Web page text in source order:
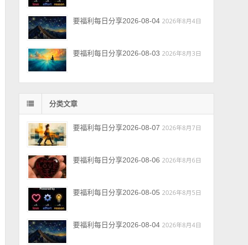
要福利每日分享2026-08-04 2026年8月4日
要福利每日分享2026-08-03 2026年8月3日
分类文章
要福利每日分享2026-08-07 2026年8月7日
要福利每日分享2026-08-06 2026年8月6日
要福利每日分享2026-08-05 2026年8月5日
要福利每日分享2026-08-04 2026年8月4日